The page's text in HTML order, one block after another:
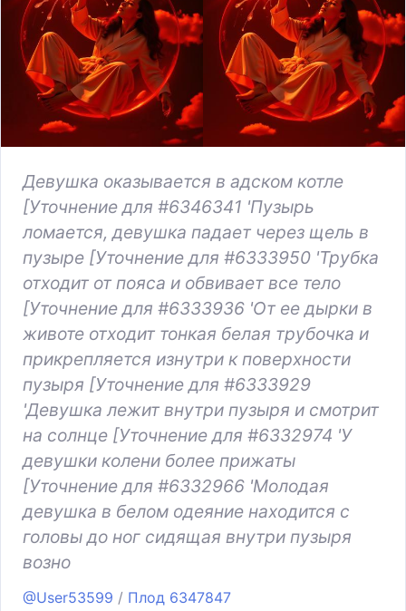
Девушка оказывается в адском котле
[Уточнение для #6346341 'Пузырь
ломается, девушка падает через щель в
пузыре [Уточнение для #6333950 'Трубка
отходит от пояса и обвивает все тело
[Уточнение для #6333936 'От ее дырки в
животе отходит тонкая белая трубочка и
прикрепляется изнутри к поверхности
пузыря [Уточнение для #6333929
'Девушка лежит внутри пузыря и смотрит
на солнце [Уточнение для #6332974 'У
девушки колени более прижаты
[Уточнение для #6332966 'Молодая
девушка в белом одеяние находится с
головы до ног сидящая внутри пузыря
возно
@User53599 / Плод 6347847